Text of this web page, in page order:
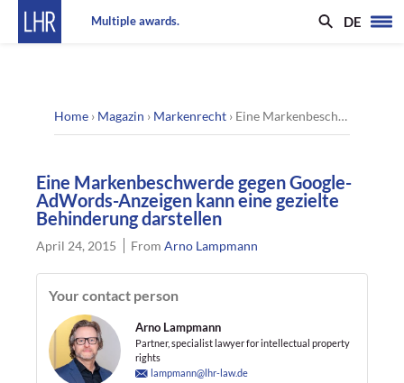
Multiple awards. DE
Home › Magazin › Markenrecht › Eine Markenbeschwerde gegen Google-AdWords-Anzeigen kann eine gezielte Behinderung darstellen
Eine Markenbeschwerde gegen Google-
AdWords-Anzeigen kann eine gezielte
Behinderung darstellen
April 24, 2015 FromArno Lampmann
Your contact person
Arno Lampmann
Partner, specialist lawyer for intellectual property
rights
lampmann@lhr-law.de